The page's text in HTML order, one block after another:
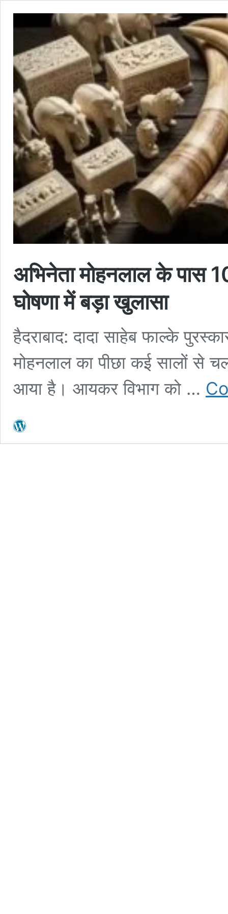
अभिनेता मोहनलाल के पास
घोषणा में बड़ा खुलासा
हैदराबाद: दादा साहेब फाल्के
मोहनलाल का पीछा कई सालों से
आया है। आयकर विभाग को …